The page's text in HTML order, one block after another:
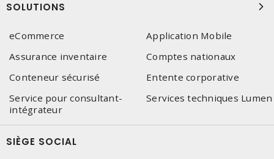
SOLUTIONS
eCommerce
Application Mobile
Assurance inventaire
Comptes nationaux
Conteneur sécurisé
Entente corporative
Service pour consultant-
intégrateur
Services techniques Lumen
SIÈGE SOCIAL